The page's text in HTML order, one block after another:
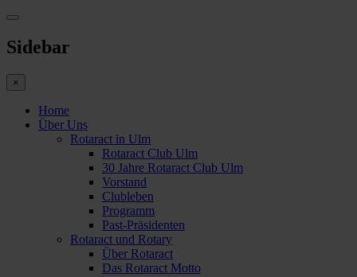
Sidebar
×
Home
Über Uns
Rotaract in Ulm
Rotaract Club Ulm
30 Jahre Rotaract Club Ulm
Vorstand
Clubleben
Programm
Past-Präsidenten
Rotaract und Rotary
Über Rotaract
Das Rotaract Motto